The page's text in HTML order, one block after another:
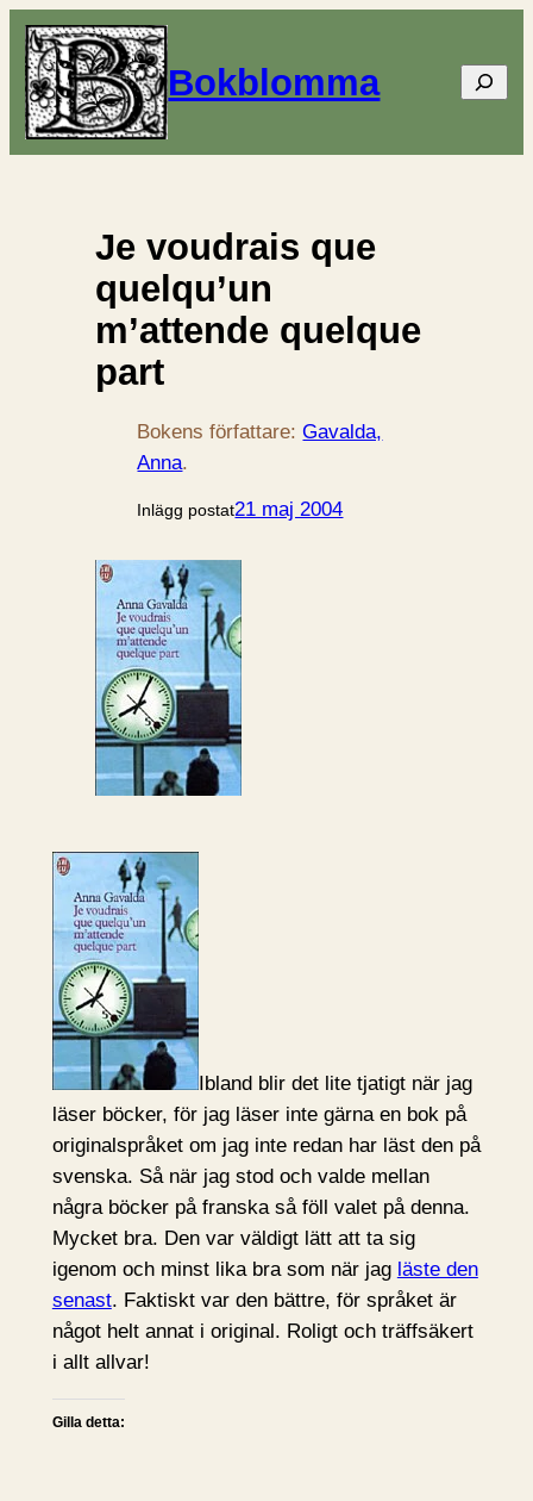
Bokblomma Sök
Je voudrais que
quelqu’un
m’attende quelque
part
Bokens författare:Gavalda,
Anna.
Inlägg postat21 maj 2004
Ibland blir det lite tjatigt när jag
läser böcker, för jag läser inte gärna en bok på
originalspråket om jag inte redan har läst den på
svenska. Så när jag stod och valde mellan
några böcker på franska så föll valet på denna.
Mycket bra. Den var väldigt lätt att ta sig
igenom och minst lika bra som när jag läste den
senast. Faktiskt var den bättre, för språket är
något helt annat i original. Roligt och träffsäkert
i allt allvar!
Gilla detta: